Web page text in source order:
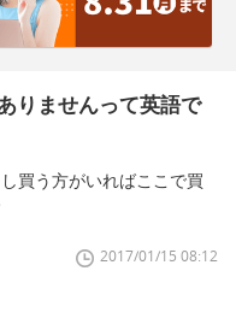
りませんって英語で
買う方がいればここで買
2017/01/15 08:12